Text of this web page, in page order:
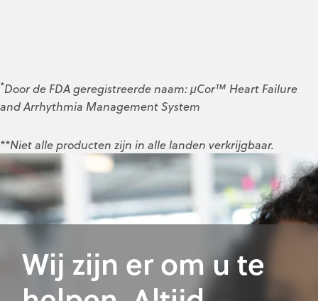
*Door de FDA geregistreerde naam: μCor™ Heart Failure
and Arrhythmia Management System
**Niet alle producten zijn in alle landen verkrijgbaar.
Wij zijn er om u te